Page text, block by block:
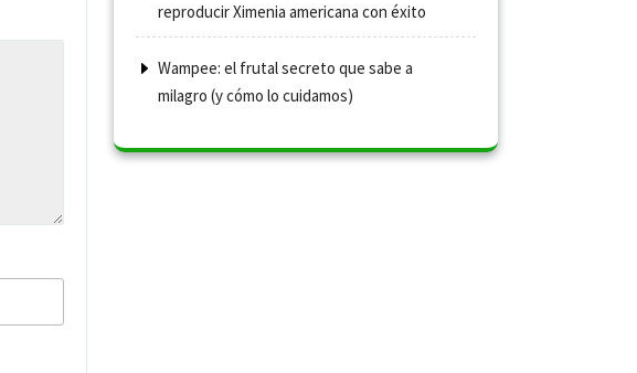
reproducir Ximenia americana con éxito
Wampee: el frutal secreto que sabe a
milagro (y cómo lo cuidamos)